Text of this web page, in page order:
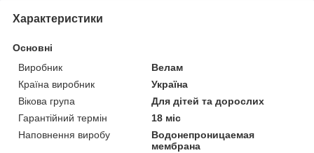
Характеристики
Основні
Виробник
Велам
Країна виробник
Україна
Вікова група
Для дітей та дорослих
Гарантійний термін
18 міс
Наповнення виробу
Водонепроницаемая
мембрана